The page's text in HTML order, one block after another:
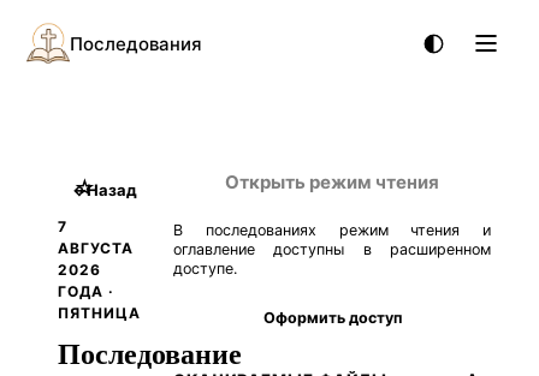
Последования
←Назад
7
АВГУСТА
2026
ГОДА ·
ПЯТНИЦА
☆
Последование
Открыть режим чтения
В последованиях режим чтения и
оглавление доступны в расширенном
доступе.
Оформить доступ